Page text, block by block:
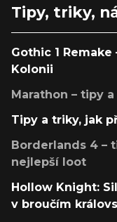
Tipy, triky,
Gothic 1
Kolonii
Marathon – tipy
Tipy a triky, jak
Borderlands 4 –
nejlepší loot
Hollow Knight:
v broučím